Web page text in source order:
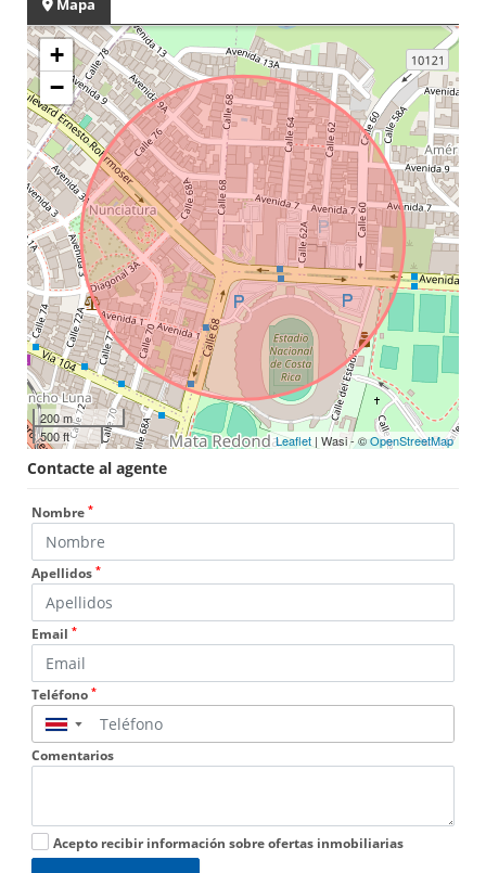
Mapa
+
−
200 m
500 ft
Leaflet | Wasi - ©OpenStreetMap
Contacte al agente
Nombre *
Apellidos *
Email *
Teléfono *
▼
Comentarios
Acepto recibir información sobre ofertas inmobiliarias